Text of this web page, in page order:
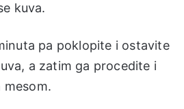
kuva.
pa poklopite i ostavite
a zatim ga procedite i
mesom.